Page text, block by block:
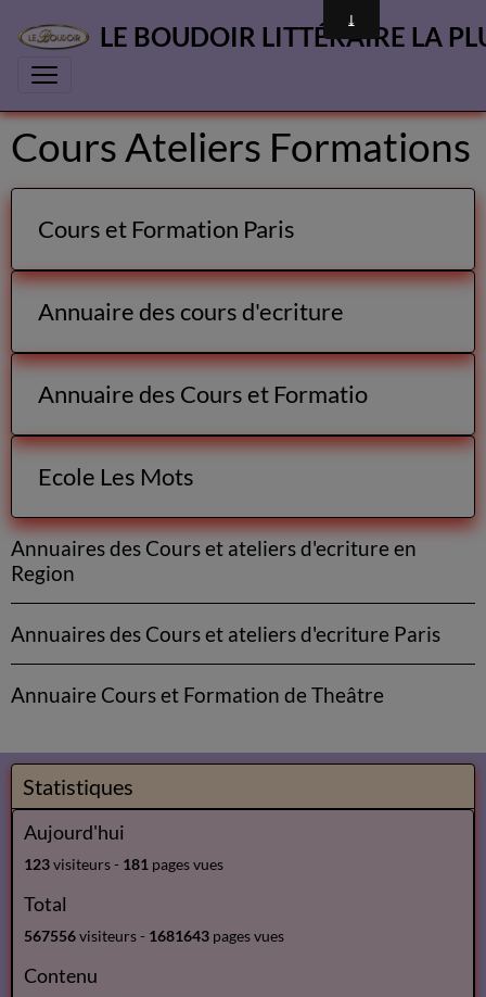
LE BOUDOIR LITTÉRAIRE LA
Cours Ateliers Formations
Cours et Formation Paris
Annuaire des cours d'ecriture
Annuaire des Cours et Formatio
Ecole Les Mots
Annuaires des Cours et ateliers d'ecriture en
Region
Annuaires des Cours et ateliers d'ecriture Paris
Annuaire Cours et Formation de Theâtre
Statistiques
Aujourd'hui
123visiteurs - 181 pages vues
Total
567556visiteurs - 1681643 pages vues
Contenu